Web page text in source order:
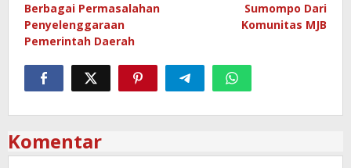
Berbagai Permasalahan
Penyelenggaraan
Pemerintah Daerah
Sumompo Dari
Komunitas MJB
Komentar